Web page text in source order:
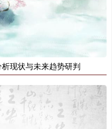
现状与未来趋势研判